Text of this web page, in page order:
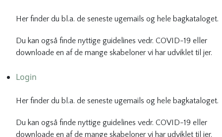
Her finder du bl.a. de seneste ugemails og hele bagkataloget.
Du kan også finde nyttige guidelines vedr. COVID-19 eller
downloade en af de mange skabeloner vi har udviklet til jer.
Login
Her finder du bl.a. de seneste ugemails og hele bagkataloget.
Du kan også finde nyttige guidelines vedr. COVID-19 eller
downloade en af de mange skabeloner vi har udviklet til jer.